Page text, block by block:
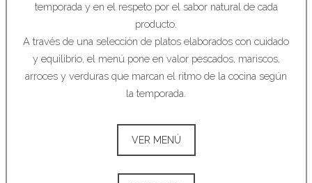
temporada y en el respeto por el sabor natural de cada
producto.
A través de una selección de platos elaborados con cuidado
y equilibrio, el menú pone en valor pescados, mariscos,
arroces y verduras que marcan el ritmo de la cocina según
la temporada.
VER MENÚ